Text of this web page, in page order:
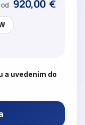
od 920,00 €
a uvedením do